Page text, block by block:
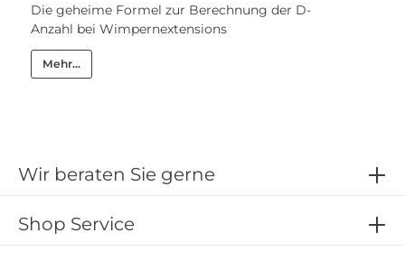
Die geheime Formel zur Berechnung der D-
Anzahl bei Wimpernextensions
Mehr...
Wir beraten Sie gerne
Shop Service